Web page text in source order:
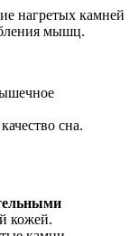
нагретых камней
мышц.
сна.
кожей.